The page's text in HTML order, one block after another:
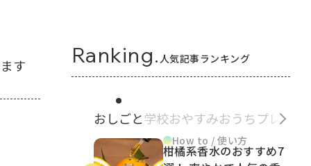
す Ranking. 人気記事ランキング
おしごと学校おやすみおうち プレゼン
How to / 使い方
柑橘系香水のおすすめ7